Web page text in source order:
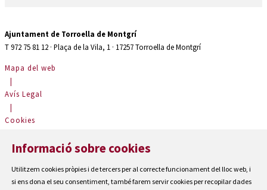
Ajuntament de Torroella de Montgrí
T 972 75 81 12 · Plaça de la Vila, 1 · 17257 Torroella de Montgrí
Mapa del web
|
Avís Legal
|
Cookies
Contactar
Accessibilitat
Informació sobre cookies
Utilitzem cookies pròpies i de tercers per al correcte funcionament del lloc web, i
si ens dona el seu consentiment, també farem servir cookies per recopilar dades